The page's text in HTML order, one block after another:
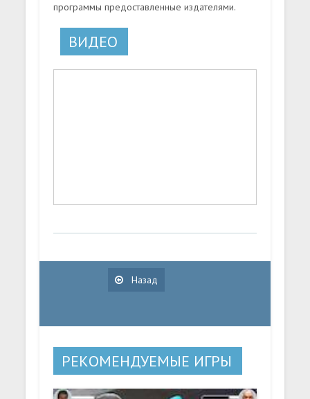
программы предоставленные издателями.
ВИДЕО
Назад
РЕКОМЕНДУЕМЫЕ ИГРЫ